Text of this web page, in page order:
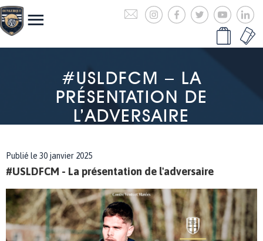
#USLDFCM – LA
PRÉSENTATION DE
L’ADVERSAIRE
Publié le 30 janvier 2025
#USLDFCM - La présentation de l'adversaire